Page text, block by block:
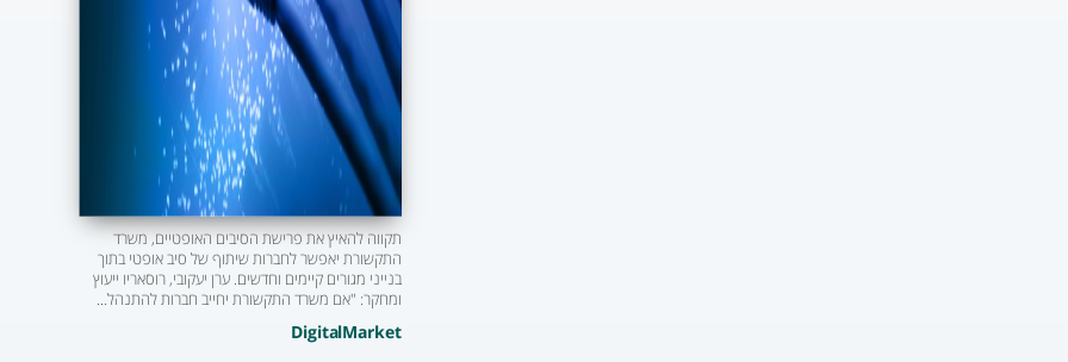
תקווה להאיץ את פרישת הסיבים האופטיים, משרד
התקשורת יאפשר לחברות שיתוף של סיב אופטי בתוך
בנייני מגורים קיימים וחדשים. ערן יעקובי, רוסאריו ייעוץ
ומחקר: "אם משרד התקשורת יחייב חברות להתנהל...
DigitalMarket